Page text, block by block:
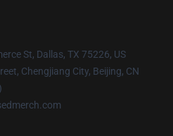
St, Dallas, TX 75226, US
Chengjiang City, Beijing, CN